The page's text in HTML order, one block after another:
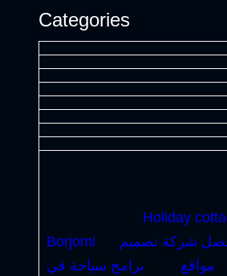
Categories
Holiday
Borjomi
شركة تصميم
مواقع
برامج سياحة في